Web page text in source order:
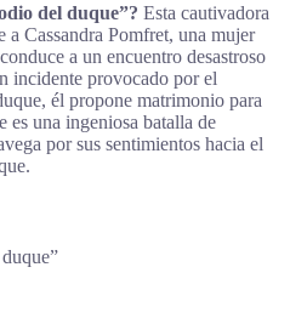
del duque”? Esta cautivadora
a Cassandra Pomfret, una mujer
a un encuentro desastroso
incidente provocado por el
él propone matrimonio para
es una ingeniosa batalla de
por sus sentimientos hacia el